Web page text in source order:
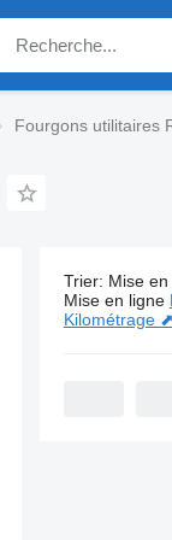
Fourgons utilitaires
357
Trier: Mise
Mise en ligne
Kilométrage ⬈